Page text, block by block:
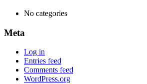
No categories
Meta
Log in
Entries feed
Comments feed
WordPress.org